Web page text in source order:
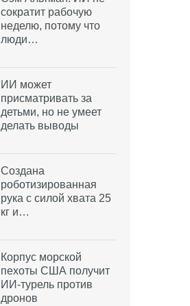
сократит рабочую
неделю, потому что
люди…
ИИ может
присматривать за
детьми, но не умеет
делать выводы
Создана
роботизированная
рука с силой хвата 25
кг и…
Корпус морской
пехоты США получит
ИИ-турель против
дронов